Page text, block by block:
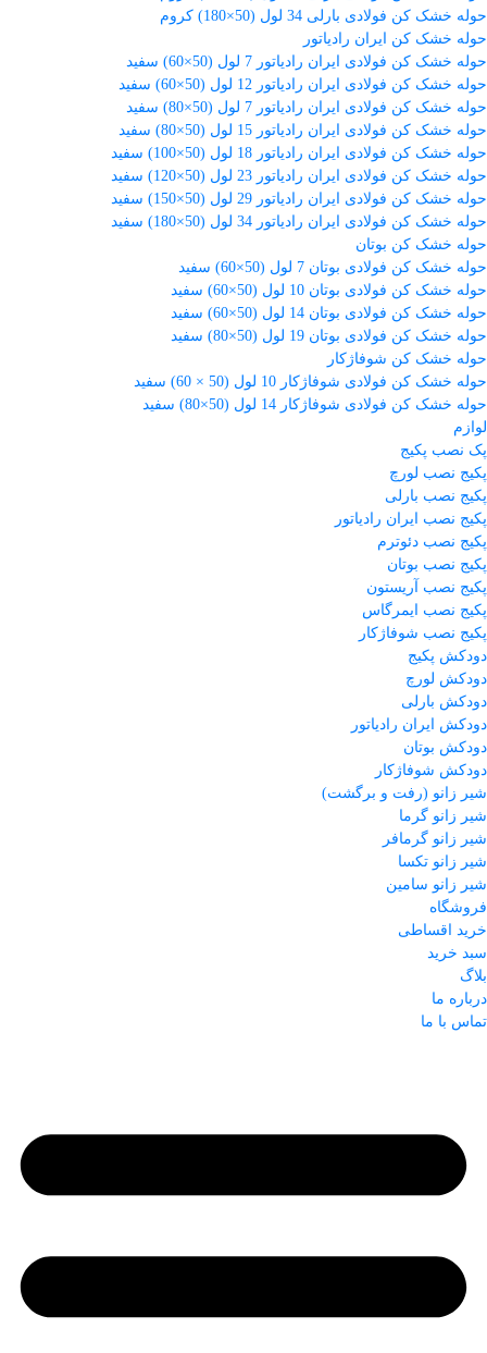
حوله خشک کن فولادی بارلی 34 لول (50×180) کروم
حوله خشک کن ایران رادیاتور
حوله خشک کن فولادی ایران رادیاتور 7 لول (50×60) سفید
حوله خشک کن فولادی ایران رادیاتور 12 لول (50×60) سفید
حوله خشک کن فولادی ایران رادیاتور 7 لول (50×80) سفید
حوله خشک کن فولادی ایران رادیاتور 15 لول (50×80) سفید
حوله خشک کن فولادی ایران رادیاتور 18 لول (50×100) سفید
حوله خشک کن فولادی ایران رادیاتور 23 لول (50×120) سفید
حوله خشک کن فولادی ایران رادیاتور 29 لول (50×150) سفید
حوله خشک کن فولادی ایران رادیاتور 34 لول (50×180) سفید
حوله خشک کن بوتان
حوله خشک کن فولادی بوتان 7 لول (50×60) سفید
حوله خشک کن فولادی بوتان 10 لول (50×60) سفید
حوله خشک کن فولادی بوتان 14 لول (50×60) سفید
حوله خشک کن فولادی بوتان 19 لول (50×80) سفید
حوله خشک کن شوفاژکار
حوله خشک کن فولادی شوفاژکار 10 لول (50 × 60) سفید
حوله خشک کن فولادی شوفاژکار 14 لول (50×80) سفید
لوازم
پک نصب پکیج
پکیج نصب لورچ
پکیج نصب بارلی
پکیج نصب ایران رادیاتور
پکیج نصب دئوترم
پکیج نصب بوتان
پکیج نصب آریستون
پکیج نصب ایمرگاس
پکیج نصب شوفاژکار
دودکش پکیج
دودکش لورچ
دودکش بارلی
دودکش ایران رادیاتور
دودکش بوتان
دودکش شوفاژکار
شیر زانو (رفت و برگشت)
شیر زانو گرما
شیر زانو گرمافر
شیر زانو تکسا
شیر زانو سامین
فروشگاه
خرید اقساطی
سبد خرید
بلاگ
درباره ما
تماس با ما